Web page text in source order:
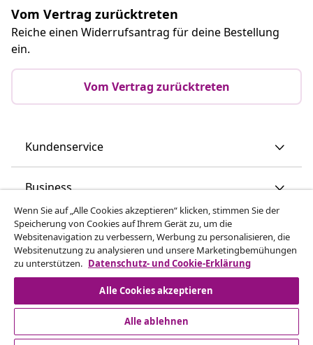
Vom Vertrag zurücktreten
Reiche einen Widerrufsantrag für deine Bestellung
ein.
Vom Vertrag zurücktreten
Kundenservice
Business
vidaXL
Mehr entdecken
Wenn Sie auf „Alle Cookies akzeptieren“ klicken, stimmen Sie der
Speicherung von Cookies auf Ihrem Gerät zu, um die
Websitenavigation zu verbessern, Werbung zu personalisieren, die
Websitenutzung zu analysieren und unsere Marketingbemühungen
zu unterstützen. Datenschutz- und Cookie-Erklärung
Alle Cookies akzeptieren
Alle ablehnen